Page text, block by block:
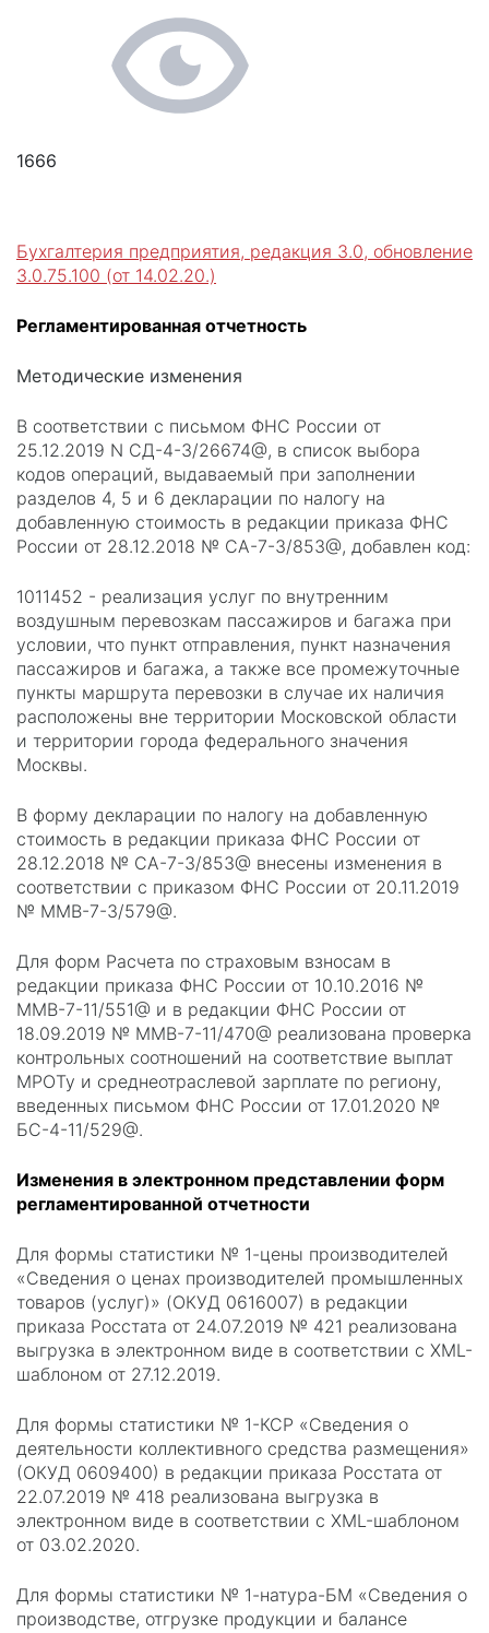
1666
Бухгалтерия предприятия, редакция 3.0, обновление
3.0.75.100 (от 14.02.20.)
Регламентированная отчетность
Методические изменения
В соответствии с письмом ФНС России от
25.12.2019 N СД-4-3/26674@, в список выбора
кодов операций, выдаваемый при заполнении
разделов 4, 5 и 6 декларации по налогу на
добавленную стоимость в редакции приказа ФНС
России от 28.12.2018 № СА-7-3/853@, добавлен код:
1011452 - реализация услуг по внутренним
воздушным перевозкам пассажиров и багажа при
условии, что пункт отправления, пункт назначения
пассажиров и багажа, а также все промежуточные
пункты маршрута перевозки в случае их наличия
расположены вне территории Московской области
и территории города федерального значения
Москвы.
В форму декларации по налогу на добавленную
стоимость в редакции приказа ФНС России от
28.12.2018 № СА-7-3/853@ внесены изменения в
соответствии с приказом ФНС России от 20.11.2019
№ ММВ-7-3/579@.
Для форм Расчета по страховым взносам в
редакции приказа ФНС России от 10.10.2016 №
ММВ-7-11/551@ и в редакции ФНС России от
18.09.2019 № ММВ-7-11/470@ реализована проверка
контрольных соотношений на соответствие выплат
МРОТу и среднеотраслевой зарплате по региону,
введенных письмом ФНС России от 17.01.2020 №
БС-4-11/529@.
Изменения в электронном представлении форм
регламентированной отчетности
Для формы статистики № 1-цены производителей
«Сведения о ценах производителей промышленных
товаров (услуг)» (ОКУД 0616007) в редакции
приказа Росстата от 24.07.2019 № 421 реализована
выгрузка в электронном виде в соответствии с XML-
шаблоном от 27.12.2019.
Для формы статистики № 1-КСР «Сведения о
деятельности коллективного средства размещения»
(ОКУД 0609400) в редакции приказа Росстата от
22.07.2019 № 418 реализована выгрузка в
электронном виде в соответствии с XML-шаблоном
от 03.02.2020.
Для формы статистики № 1-натура-БМ «Сведения о
производстве, отгрузке продукции и балансе